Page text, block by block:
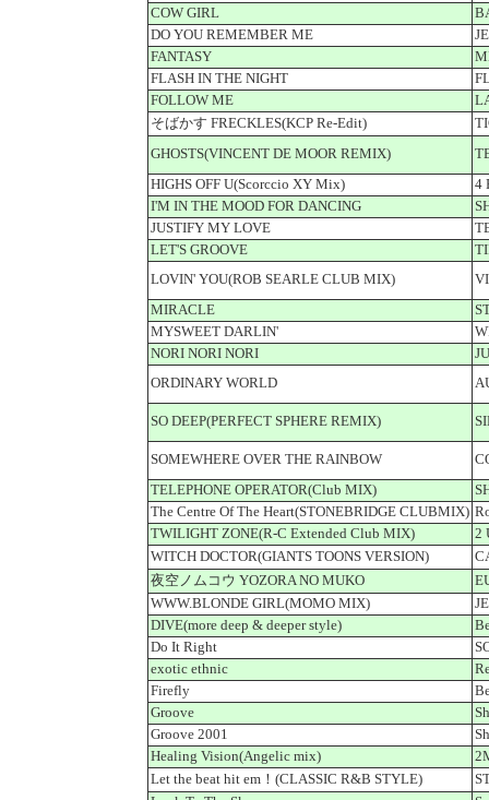
COW GIRL
DO YOU REMEMBER ME
FANTASY
FLASH IN THE NIGHT
FOLLOW ME
そばかす FRECKLES(KCP Re-Edit)
GHOSTS(VINCENT DE MOOR REMIX)
HIGHS OFF U(Scorccio XY Mix)
4
I'M IN THE MOOD FOR DANCING
JUSTIFY MY LOVE
LET'S GROOVE
LOVIN' YOU(ROB SEARLE CLUB MIX)
MIRACLE
MYSWEET DARLIN'
NORI NORI NORI
ORDINARY WORLD
SO DEEP(PERFECT SPHERE REMIX)
SOMEWHERE OVER THE RAINBOW
TELEPHONE OPERATOR(Club MIX)
The Centre Of The Heart(STONEBRIDGE CLUBMIX)
TWILIGHT ZONE(R-C Extended Club MIX)
2
WITCH DOCTOR(GIANTS TOONS VERSION)
夜空ノムコウ YOZORA NO MUKO
WWW.BLONDE GIRL(MOMO MIX)
DIVE(more deep & deeper style)
Do It Right
exotic ethnic
Firefly
Groove
Groove 2001
Healing Vision(Angelic mix)
Let the beat hit em！(CLASSIC R&B STYLE)